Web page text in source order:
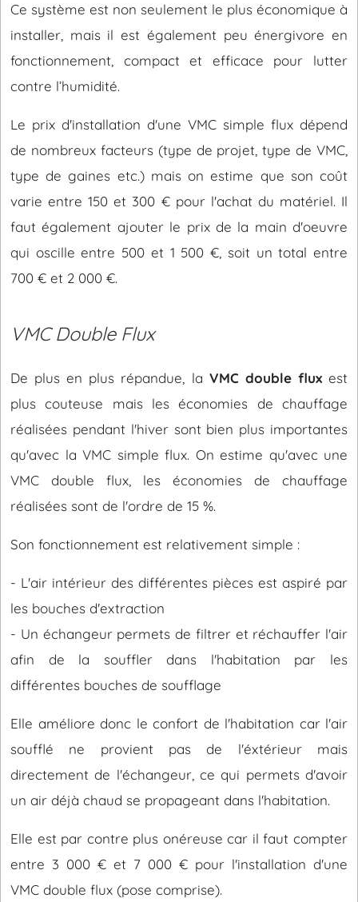
Ce système est non seulement le plus économique à
installer, mais il est également peu énergivore en
fonctionnement, compact et efficace pour lutter
contre l’humidité.
Le prix d'installation d'une VMC simple flux dépend
de nombreux facteurs (type de projet, type de VMC,
type de gaines etc.) mais on estime que son coût
varie entre 150 et 300 € pour l'achat du matériel. Il
faut également ajouter le prix de la main d'oeuvre
qui oscille entre 500 et 1 500 €, soit un total entre
700 € et 2 000 €.
VMC Double Flux
De plus en plus répandue, la VMC double fluxest
plus couteuse mais les économies de chauffage
réalisées pendant l'hiver sont bien plus importantes
qu'avec la VMC simple flux. On estime qu'avec une
VMC double flux, les économies de chauffage
réalisées sont de l'ordre de 15 %.
Son fonctionnement est relativement simple :
- L'air intérieur des différentes pièces est aspiré par
les bouches d'extraction
- Un échangeur permets de filtrer et réchauffer l'air
afin de la souffler dans l'habitation par les
différentes bouches de soufflage
Elle améliore donc le confort de l'habitation car l'air
soufflé ne provient pas de l'éxtérieur mais
directement de l'échangeur, ce qui permets d'avoir
un air déjà chaud se propageant dans l'habitation.
Elle est par contre plus onéreuse car il faut compter
entre 3 000 € et 7 000 € pour l'installation d'une
VMC double flux (pose comprise).